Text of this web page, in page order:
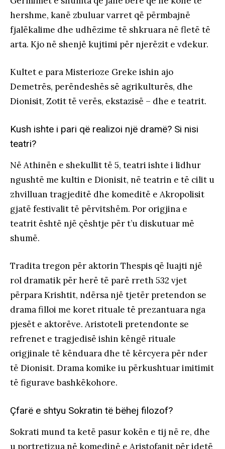
hershme, kanë zbuluar varret që përmbajnë
fjalëkalime dhe udhëzime të shkruara në fletë të
arta. Kjo në shenjë kujtimi për njerëzit e vdekur.
Kultet e para Misterioze Greke ishin ajo
Demetrës, perëndeshës së agrikulturës, dhe
Dionisit, Zotit të verës, ekstazisë – dhe e teatrit.
Kush ishte i pari që realizoi një dramë? Si nisi
teatri?
Në Athinën e shekullit të 5, teatri ishte i lidhur
ngushtë me kultin e Dionisit, në teatrin e të cilit u
zhvilluan tragjeditë dhe komeditë e Akropolisit
gjatë festivalit të përvitshëm. Por origjina e
teatrit është një çështje për t’u diskutuar më
shumë.
Tradita tregon për aktorin Thespis që luajti një
rol dramatik për herë të parë rreth 532 vjet
përpara Krishtit, ndërsa një tjetër pretendon se
drama filloi me koret rituale të prezantuara nga
pjesët e aktorëve. Aristoteli pretendonte se
refrenet e tragjedisë ishin këngë rituale
origjinale të kënduara dhe të kërcyera për nder
të Dionisit. Drama komike iu përkushtuar imitimit
të figurave bashkëkohore.
Çfarë e shtyu Sokratin të bëhej filozof?
Sokrati mund ta ketë pasur kokën e tij në re, dhe
u portretizua në komedinë e Aristofanit për idetë